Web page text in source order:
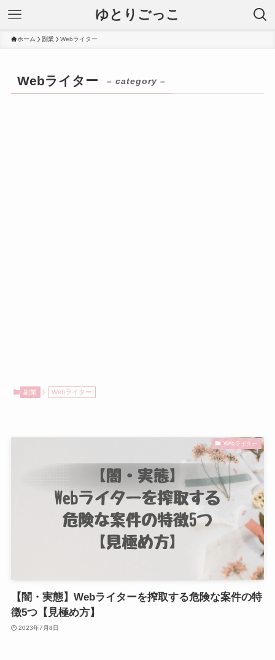
ゆとりごっこ
ホーム 副業 Webライター
Webライター – category –
副業 Webライター
Webライター
【闇・実態】Webライターを搾取する危険な案件の特
徴5つ【見極め方】
2023年7月8日